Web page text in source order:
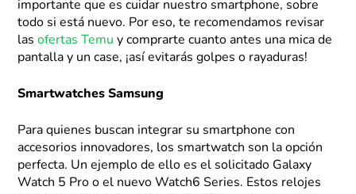
importante que es cuidar nuestro smartphone, sobre
todo si está nuevo. Por eso, te recomendamos revisar
lasofertas Temu y comprarte cuanto antes una mica de
pantalla y un case, ¡así evitarás golpes o rayaduras!
Smartwatches Samsung
Para quienes buscan integrar su smartphone con
accesorios innovadores, los smartwatch son la opción
perfecta. Un ejemplo de ello es el solicitado Galaxy
Watch 5 Pro o el nuevo Watch6 Series. Estos relojes